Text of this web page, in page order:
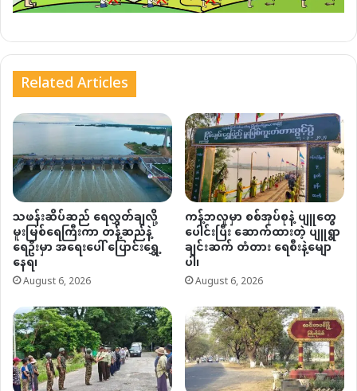
Related Articles
သဖန်းဆိပ်ဆည် ရေလွှတ်ချလို့
မူးမြစ်ရေကြီးကာ တန့်ဆည်နဲ့
ရေဦးမှာ အရေးပေါ် ပြောင်းရွှေ့
နေရ၊
August 6, 2026
ကန့်ဘလူမှာ စစ်အုပ်စုနဲ့ ပျူတွေ
ပေါင်းပြီး ဆောက်ထားတဲ့ ပျူရွာ
ချင်းဆက် တံတား ရေစီးနဲ့မျော
ပါ၊
August 6, 2026